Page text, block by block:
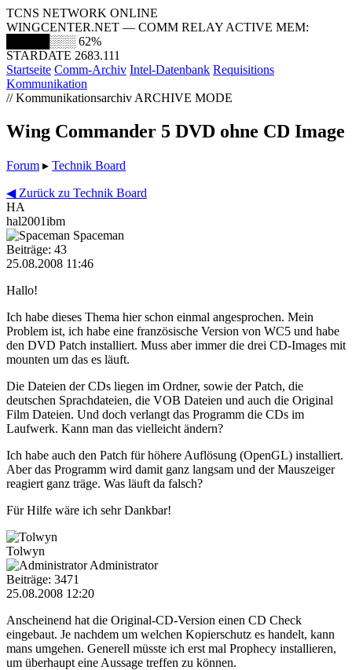
TCNS NETWORK ONLINE
WINGCENTER.NET — COMM RELAY ACTIVE MEM:
█████░░░ 62%
STARDATE 2683.111
Startseite Comm-Archiv Intel-Datenbank Requisitions
Kommunikation
// Kommunikationsarchiv ARCHIVE MODE
Wing Commander 5 DVD ohne CD Image
Forum ▸ Technik Board
◀ Zurück zu Technik Board
HA
hal2001ibm
Spaceman
Beiträge: 43
25.08.2008 11:46
Hallo!
Ich habe dieses Thema hier schon einmal angesprochen. Mein
Problem ist, ich habe eine französische Version von WC5 und habe
den DVD Patch installiert. Muss aber immer die drei CD-Images mit
mounten um das es läuft.
Die Dateien der CDs liegen im Ordner, sowie der Patch, die
deutschen Sprachdateien, die VOB Dateien und auch die Original
Film Dateien. Und doch verlangt das Programm die CDs im
Laufwerk. Kann man das vielleicht ändern?
Ich habe auch den Patch für höhere Auflösung (OpenGL) installiert.
Aber das Programm wird damit ganz langsam und der Mauszeiger
reagiert ganz träge. Was läuft da falsch?
Für Hilfe wäre ich sehr Dankbar!
Tolwyn
Administrator
Beiträge: 3471
25.08.2008 12:20
Anscheinend hat die Original-CD-Version einen CD Check
eingebaut. Je nachdem um welchen Kopierschutz es handelt, kann
mans umgehen. Generell müsste ich erst mal Prophecy installieren,
um überhaupt eine Aussage treffen zu können.